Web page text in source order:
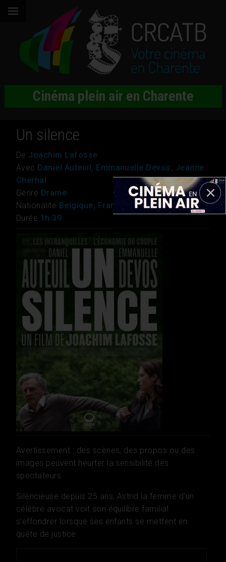
Cinéma plein air en Charente
Un silence
De Joachim Lafosse
Avec Daniel Auteuil, Emmanuelle Devos, Jeanne
Cherhal
Genre Drame
Nationalité Belgique, France, Luxembourg
Durée 1h 39
Avertissement : des scènes, des propos ou des
images peuvent heurter la sensibilité des
spectateurs
Silencieuse depuis 25 ans, Astrid la femme d’un
célèbre avocat voit son équilibre familial
s’effondrer lorsque ses enfants se mettent en
quête de justice.